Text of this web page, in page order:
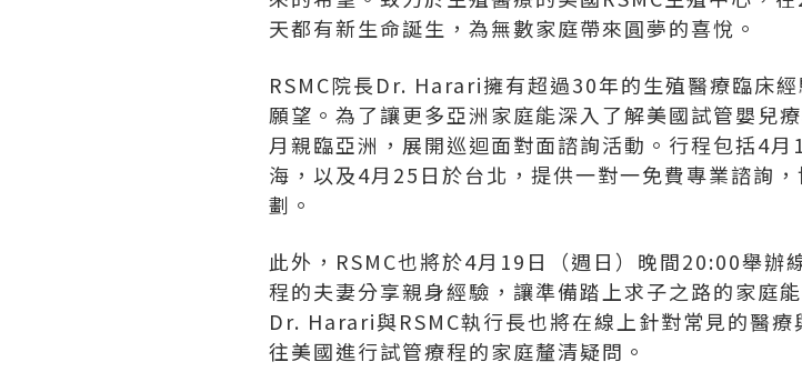
天都有新生命誕生，為無數家庭帶來圓夢的喜悅。
RSMC院長Dr. Harari擁有超過30年的生殖醫療臨床
願望。為了讓更多亞洲家庭能深入了解美國試管嬰兒
月親臨亞洲，展開巡迴面對面諮詢活動。行程包括4
海，以及4月25日於台北，提供一對一免費專業諮詢
劃。
此外，RSMC也將於4月19日（週日）晚間20:00舉辦
程的夫妻分享親身經驗，讓準備踏上求子之路的家庭
Dr. Harari與RSMC執行長也將在線上針對常見的醫
往美國進行試管療程的家庭釐清疑問。